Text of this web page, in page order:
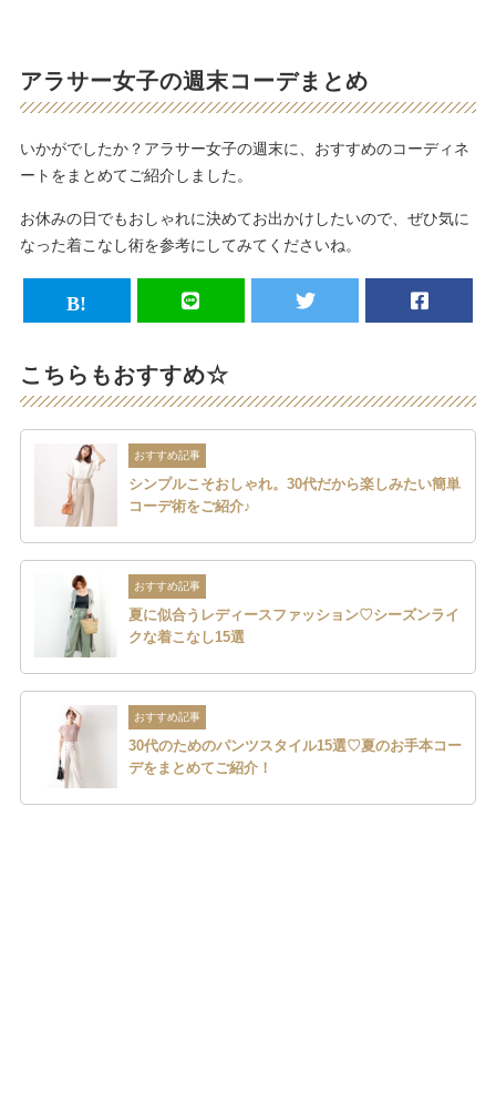
アラサー女子の週末コーデまとめ
いかがでしたか？アラサー女子の週末に、おすすめのコーディネ
ートをまとめてご紹介しました。
お休みの日でもおしゃれに決めてお出かけしたいので、ぜひ気に
なった着こなし術を参考にしてみてくださいね。
こちらもおすすめ☆
おすすめ記事
シンプルこそおしゃれ。30代だから楽しみたい簡単
コーデ術をご紹介♪
おすすめ記事
夏に似合うレディースファッション♡シーズンライ
クな着こなし15選
おすすめ記事
30代のためのパンツスタイル15選♡夏のお手本コー
デをまとめてご紹介！